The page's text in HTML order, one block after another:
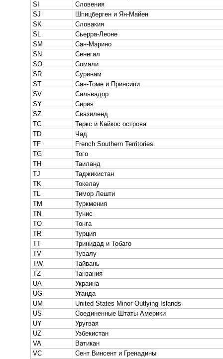
SI
Словения
SJ
Шпицберген и Ян-Майен
SK
Словакия
SL
Сьерра-Леоне
SM
Сан-Марино
SN
Сенегал
SO
Сомали
SR
Суринам
ST
Сан-Томе и Принсипи
SV
Сальвадор
SY
Сирия
SZ
Свазиленд
TC
Теркс и Кайкос острова
TD
Чад
TF
French Southern Territories
TG
Того
TH
Таиланд
TJ
Таджикистан
TK
Токелау
TL
Тимор Лешти
TM
Туркмения
TN
Тунис
TO
Тонга
TR
Турция
TT
Тринидад и Тобаго
TV
Тувалу
TW
Тайвань
TZ
Танзания
UA
Украина
UG
Уганда
UM
United States Minor Outlying Islands
US
Соединенные Штаты Америки
UY
Уругвая
UZ
Узбекистан
VA
Ватикан
VC
Сент Винсент и Гренадины